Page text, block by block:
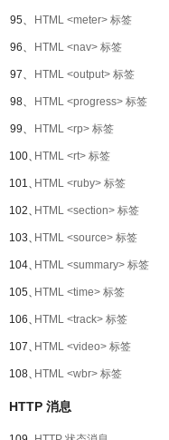
95、 HTML <meter> 标签
96、 HTML <nav> 标签
97、 HTML <output> 标签
98、 HTML <progress> 标签
99、 HTML <rp> 标签
100、HTML <rt> 标签
101、HTML <ruby> 标签
102、HTML <section> 标签
103、HTML <source> 标签
104、HTML <summary> 标签
105、HTML <time> 标签
106、HTML <track> 标签
107、HTML <video> 标签
108、HTML <wbr> 标签
HTTP 消息